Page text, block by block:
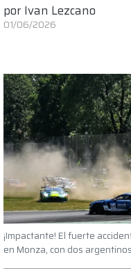
por Ivan Lezcano
01/06/2026
¡Impactante! El fuerte
en Monza, con dos